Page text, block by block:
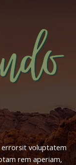
errorsit voluptatem
rem aperiam,